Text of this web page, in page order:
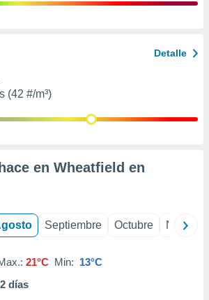
Detalle
(42 #/m³)
en Wheatfield en
Septiembre Octubre
21°C Min: 13°C
días